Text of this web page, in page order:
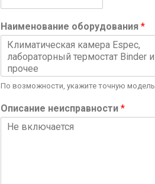
и
Т
ф
о
Наименование оборудования*
По возможности, укажите точную модель
Описание неисправности*